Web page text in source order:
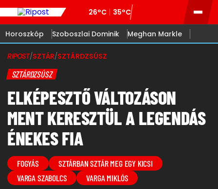
26°C 35°C
Horoszkóp Szoboszlai Dominik Meghan Markle
RIPOST/SZTÁR/SZTÁRDZSÚSZ
SZTÁRDZSÚSZ
ELKÉPESZTŐ VÁLTOZÁSON
MENT KERESZTÜL A LEGENDÁS
ÉNEKES FIA
FOGYÁS
SZTÁRBAN SZTÁR MEG EGY KICSI
VARGA SZABOLCS
VARGA MIKLÓS